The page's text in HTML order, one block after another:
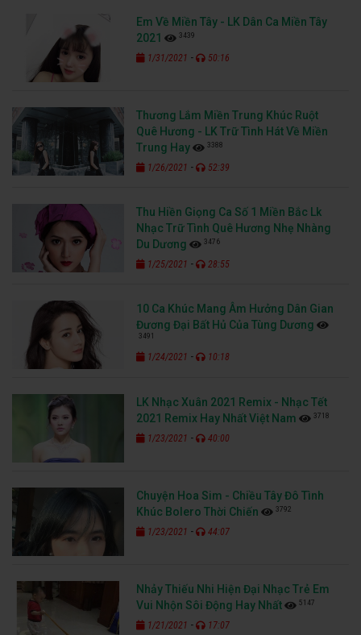
Em Về Miền Tây - LK Dân Ca Miền Tây
2021
3439
1/31/2021 - 50:16
Thương Lắm Miền Trung Khúc Ruột
Quê Hương - LK Trữ Tình Hát Về Miền
Trung Hay
3388
1/26/2021 - 52:39
Thu Hiền Giọng Ca Số 1 Miền Bắc Lk
Nhạc Trữ Tình Quê Hương Nhẹ Nhàng
Du Dương
3476
1/25/2021 - 28:55
10 Ca Khúc Mang Âm Hưởng Dân Gian
Đương Đại Bất Hủ Của Tùng Dương
3491
1/24/2021 - 10:18
LK Nhạc Xuân 2021 Remix - Nhạc Tết
2021 Remix Hay Nhất Việt Nam
3718
1/23/2021 - 40:00
Chuyện Hoa Sim - Chiều Tây Đô Tình
Khúc Bolero Thời Chiến
3792
1/23/2021 - 44:07
Nhảy Thiếu Nhi Hiện Đại Nhạc Trẻ Em
Vui Nhộn Sôi Động Hay Nhất
5147
1/21/2021 - 17:07